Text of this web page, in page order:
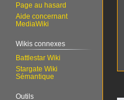
Page au hasard
Aide concernant
MediaWiki
Wikis connexes
Battlestar Wiki
Stargate Wiki
Sémantique
Outils